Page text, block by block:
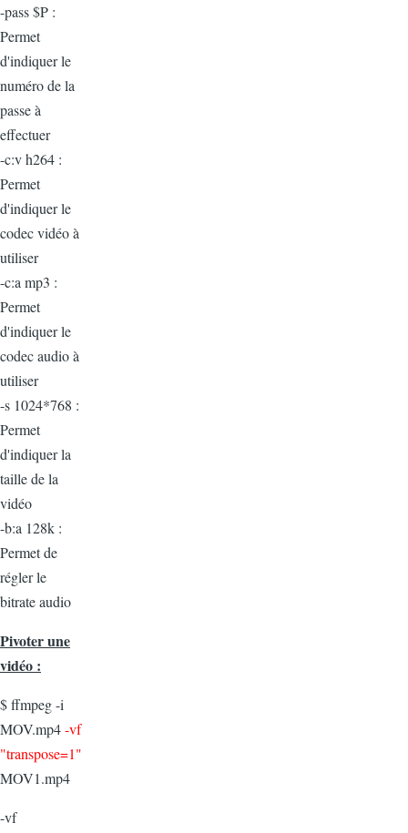
-pass $P :
Permet
d'indiquer le
numéro de la
passe à
effectuer
-c:v h264 :
Permet
d'indiquer le
codec vidéo à
utiliser
-c:a mp3 :
Permet
d'indiquer le
codec audio à
utiliser
-s 1024*768 :
Permet
d'indiquer la
taille de la
vidéo
-b:a 128k :
Permet de
régler le
bitrate audio
Pivoter une
vidéo :
$ ffmpeg -i
MOV.mp4-vf
"transpose=1"
MOV1.mp4
-vf